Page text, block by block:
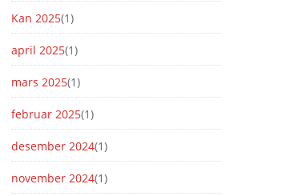
Kan 2025(1)
april 2025(1)
mars 2025(1)
februar 2025(1)
desember 2024(1)
november 2024(1)